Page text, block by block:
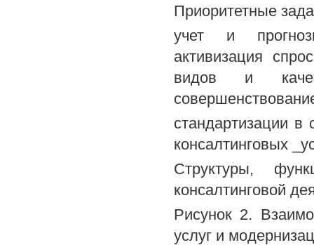
Приоритетные
учет и
активизация
видов и
стандартизации в
консалтинговых
Структуры,
консалтинговой
Рисунок 2.
услуг и